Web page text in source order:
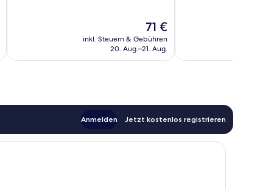
Der
Preis
beträgt
71 €
inkl. Steuern & Gebühren
20. Aug.–21. Aug.
Anmelden Jetzt kostenlos registrieren